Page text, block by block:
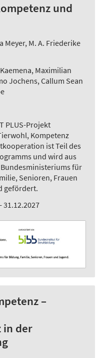
und
Meyer, M. A. Friederike
Maximilian
Jochens, Callum Sean
PLUS-Projekt
Kompetenz
ist Teil des
und wird aus
für
Senioren, Frauen
gefördert.
31.12.2027
–
in der